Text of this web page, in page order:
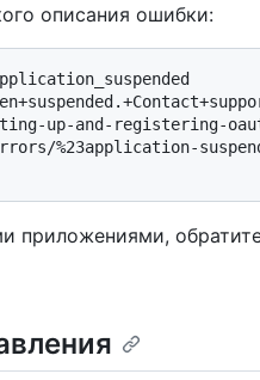
описания ошибки:
%23application-
приложениями,